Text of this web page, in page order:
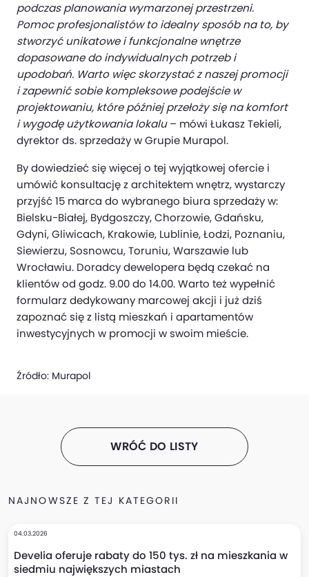
podczas planowania wymarzonej przestrzeni.
Pomoc profesjonalistów to idealny sposób na to, by
stworzyć unikatowe i funkcjonalne wnętrze
dopasowane do indywidualnych potrzeb i
upodobań. Warto więc skorzystać z naszej promocji
i zapewnić sobie kompleksowe podejście w
projektowaniu, które później przełoży się na komfort
i wygodę użytkowania lokalu– mówi Łukasz Tekieli,
dyrektor ds. sprzedaży w Grupie Murapol.
By dowiedzieć się więcej o tej wyjątkowej ofercie i
umówić konsultację z architektem wnętrz, wystarczy
przyjść 15 marca do wybranego biura sprzedaży w:
Bielsku-Białej, Bydgoszczy, Chorzowie, Gdańsku,
Gdyni, Gliwicach, Krakowie, Lublinie, Łodzi, Poznaniu,
Siewierzu, Sosnowcu, Toruniu, Warszawie lub
Wrocławiu. Doradcy dewelopera będą czekać na
klientów od godz. 9.00 do 14.00. Warto też wypełnić
formularz dedykowany marcowej akcji i już dziś
zapoznać się z listą mieszkań i apartamentów
inwestycyjnych w promocji w swoim mieście.
Źródło: Murapol
WRÓĆ DO LISTY
NAJNOWSZE Z TEJ KATEGORII
04.03.2026
Develia oferuje rabaty do 150 tys. zł na mieszkania w
siedmiu największych miastach